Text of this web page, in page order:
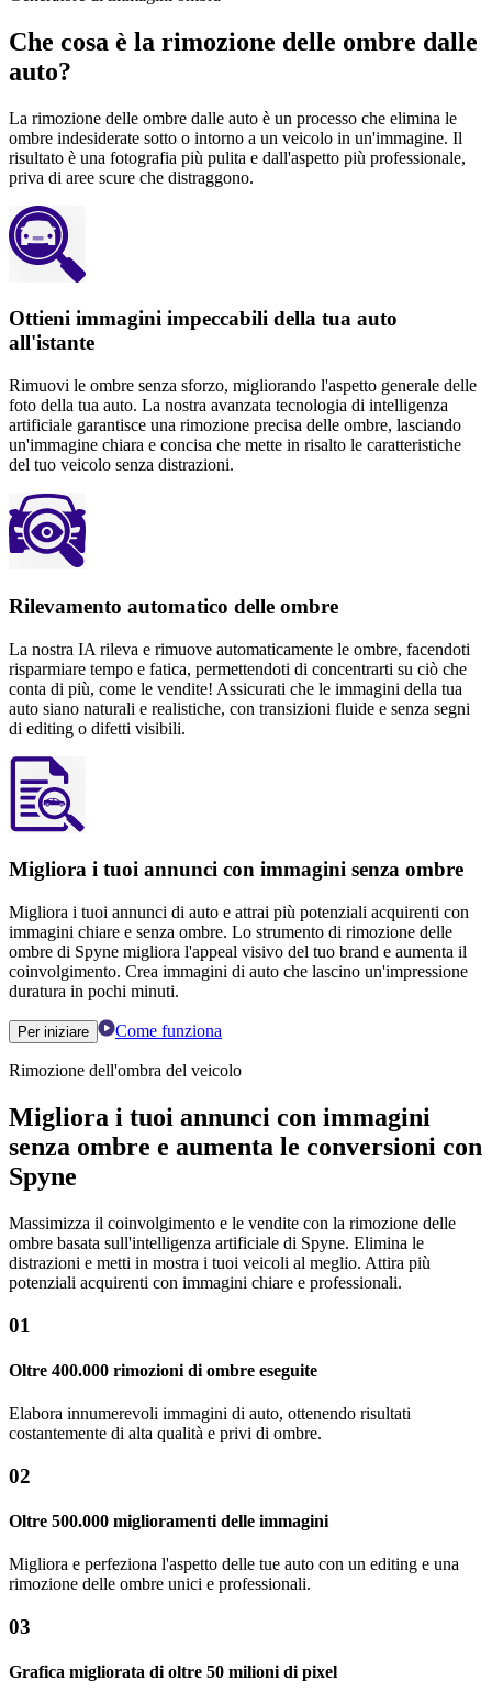
Che cosa è la rimozione delle ombre dalle
auto?
La rimozione delle ombre dalle auto è un processo che elimina le
ombre indesiderate sotto o intorno a un veicolo in un'immagine. Il
risultato è una fotografia più pulita e dall'aspetto più professionale,
priva di aree scure che distraggono.
Ottieni immagini impeccabili della tua auto
all'istante
Rimuovi le ombre senza sforzo, migliorando l'aspetto generale delle
foto della tua auto. La nostra avanzata tecnologia di intelligenza
artificiale garantisce una rimozione precisa delle ombre, lasciando
un'immagine chiara e concisa che mette in risalto le caratteristiche
del tuo veicolo senza distrazioni.
Rilevamento automatico delle ombre
La nostra IA rileva e rimuove automaticamente le ombre, facendoti
risparmiare tempo e fatica, permettendoti di concentrarti su ciò che
conta di più, come le vendite! Assicurati che le immagini della tua
auto siano naturali e realistiche, con transizioni fluide e senza segni
di editing o difetti visibili.
Migliora i tuoi annunci con immagini senza ombre
Migliora i tuoi annunci di auto e attrai più potenziali acquirenti con
immagini chiare e senza ombre. Lo strumento di rimozione delle
ombre di Spyne migliora l'appeal visivo del tuo brand e aumenta il
coinvolgimento. Crea immagini di auto che lascino un'impressione
duratura in pochi minuti.
Per iniziare Come funziona
Rimozione dell'ombra del veicolo
Migliora i tuoi annunci con immagini
senza ombre e aumenta le conversioni con
Spyne
Massimizza il coinvolgimento e le vendite con la rimozione delle
ombre basata sull'intelligenza artificiale di Spyne. Elimina le
distrazioni e metti in mostra i tuoi veicoli al meglio. Attira più
potenziali acquirenti con immagini chiare e professionali.
01
Oltre 400.000 rimozioni di ombre eseguite
Elabora innumerevoli immagini di auto, ottenendo risultati
costantemente di alta qualità e privi di ombre.
02
Oltre 500.000 miglioramenti delle immagini
Migliora e perfeziona l'aspetto delle tue auto con un editing e una
rimozione delle ombre unici e professionali.
03
Grafica migliorata di oltre 50 milioni di pixel